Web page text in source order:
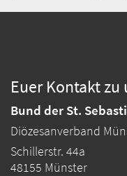
Euer Kontakt zu
Bund der St.
Diözesanverband
Schillerstr. 44a
48155 Münster